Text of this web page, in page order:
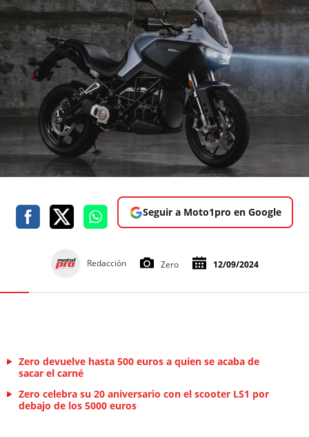
Seguir a Moto1pro en Google
Redacción Zero 12/09/2024
Zero devuelve hasta 500 euros a quien se acaba de
sacar el carné
Zero celebra su 20 aniversario con el scooter LS1 por
debajo de los 5000 euros